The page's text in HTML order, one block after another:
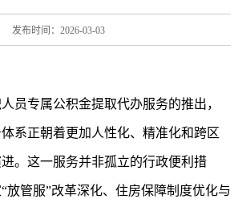
发布时间：2026-03-03
员专属公积金提取代办服务的推出，
系正朝着更加人性化、精准化和跨区
。这一服务并非孤立的行政便利措
放管服”改革深化、住房保障制度优化与